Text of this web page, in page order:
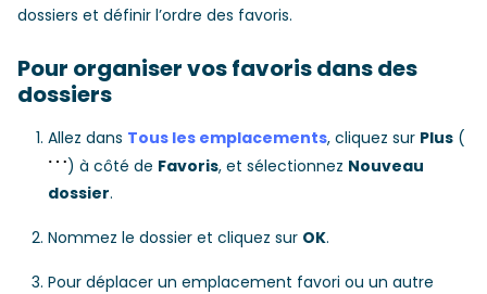
dossiers et définir l’ordre des favoris.
Pour organiser vos favoris dans des
dossiers
Allez dans Tous les emplacements, cliquez sur Plus (
) à côté de Favoris, et sélectionnez Nouveau
dossier.
Nommez le dossier et cliquez sur OK.
Pour déplacer un emplacement favori ou un autre